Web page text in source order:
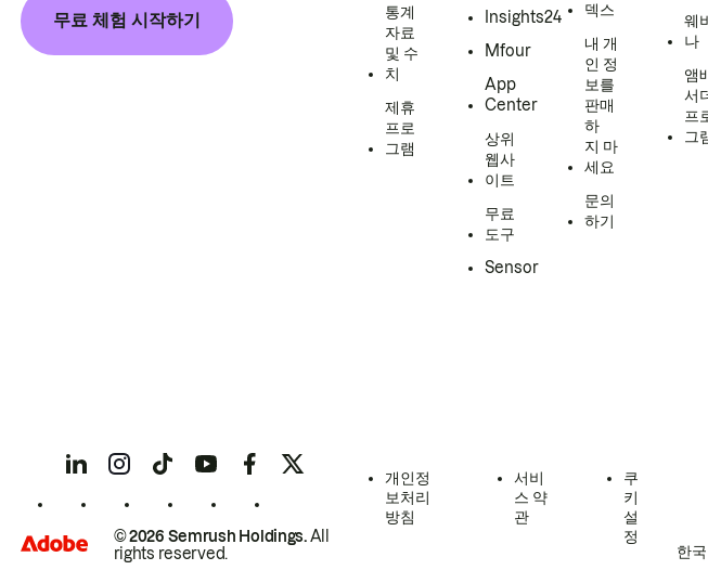
무료 체험 시작하기
통계
자료
및 수
치
제휴
프로
그램
Insights24
Mfour
App
Center
상위
웹사
이트
무료
도구
Sensor
덱스
내 개
인 정
보를
판매
하
지 마
세요
문의
하기
웨
나
앰
서
프
그
© 2026 Semrush Holdings.All
rights reserved.
개인정
보처리
방침
서비
스 약
관
쿠
키
설
정
한